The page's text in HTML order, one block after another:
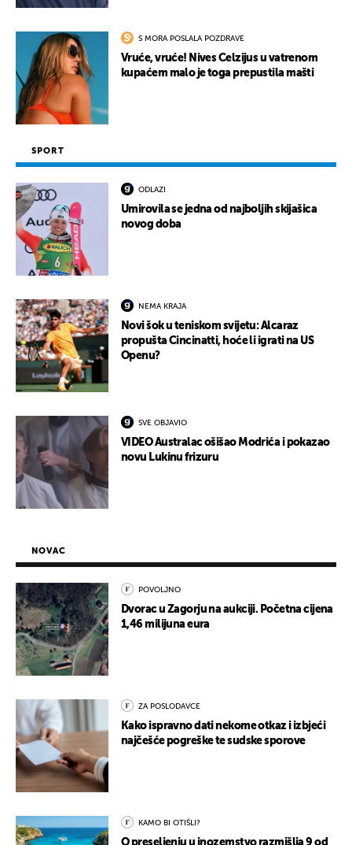
S MORA POSLALA POZDRAVE
Vruće, vruće! Nives Celzijus u vatrenom
kupaćem malo je toga prepustila mašti
SPORT
ODLAZI
Umirovila se jedna od najboljih skijašica
novog doba
NEMA KRAJA
Novi šok u teniskom svijetu: Alcaraz
propušta Cincinatti, hoće li igrati na US
Openu?
SVE OBJAVIO
VIDEO Australac ošišao Modrića i pokazao
novu Lukinu frizuru
NOVAC
POVOLJNO
Dvorac u Zagorju na aukciji. Početna cijena
1,46 milijuna eura
ZA POSLODAVCE
Kako ispravno dati nekome otkaz i izbjeći
najčešće pogreške te sudske sporove
KAMO BI OTIŠLI?
O preseljenju u inozemstvo razmišlja 9 od